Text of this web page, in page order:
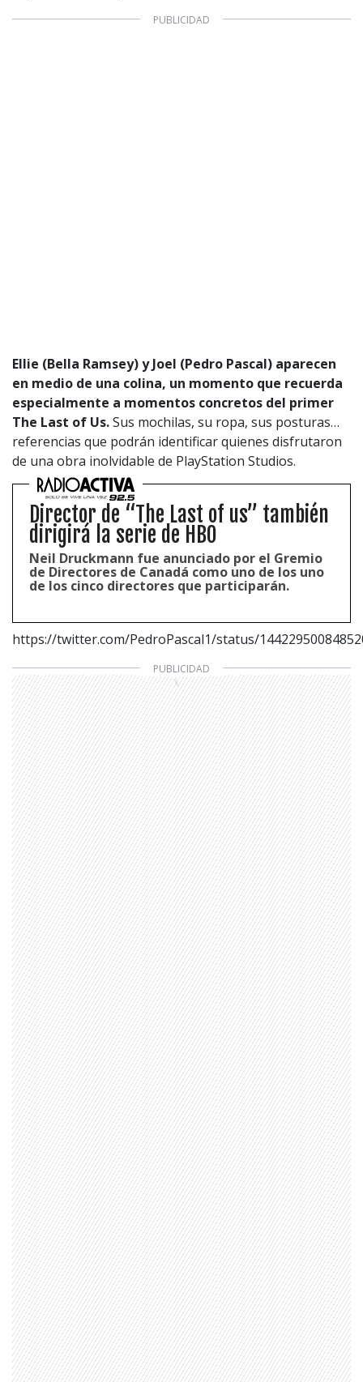
Ellie (Bella Ramsey) y Joel (Pedro Pascal) aparecen
en medio de una colina, un momento que recuerda
especialmente a momentos concretos del primer
The Last of Us.Sus mochilas, su ropa, sus posturas…
referencias que podrán identificar quienes disfrutaron
de una obra inolvidable de PlayStation Studios.
Director de “The Last of us” también
dirigirá la serie de HBO
Neil Druckmann fue anunciado por el Gremio
de Directores de Canadá como uno de los uno
de los cinco directores que participarán.
https://twitter.com/PedroPascal1/status/